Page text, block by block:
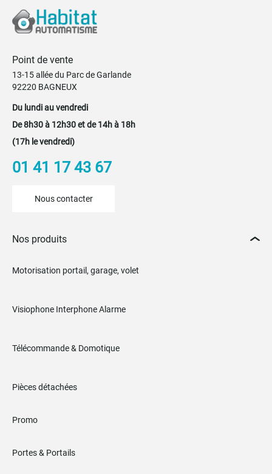
Point de vente
13-15 allée du Parc de Garlande
92220 BAGNEUX
Du lundi au vendredi
De 8h30 à 12h30 et de 14h à 18h
(17h le vendredi)
01 41 17 43 67
Nous contacter
Nos produits
Motorisation portail, garage, volet
Visiophone Interphone Alarme
Télécommande & Domotique
Pièces détachées
Promo
Portes & Portails